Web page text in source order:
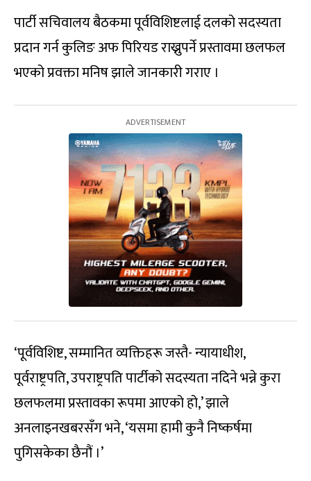
पार्टी सचिवालय बैठकमा पूर्वविशिष्टलाई दलको सदस्यता
प्रदान गर्न कुलिङ अफ पिरियड राख्नुपर्ने प्रस्तावमा छलफल
भएको प्रवक्ता मनिष झाले जानकारी गराए ।
‘पूर्वविशिष्ट, सम्मानित व्यक्तिहरू जस्तै- न्यायाधीश,
पूर्वराष्ट्रपति, उपराष्ट्रपति पार्टीको सदस्यता नदिने भन्ने कुरा
छलफलमा प्रस्तावका रूपमा आएको हो,’ झाले
अनलाइनखबरसँग भने, ‘यसमा हामी कुनै निष्कर्षमा
पुगिसकेका छैनौं ।’